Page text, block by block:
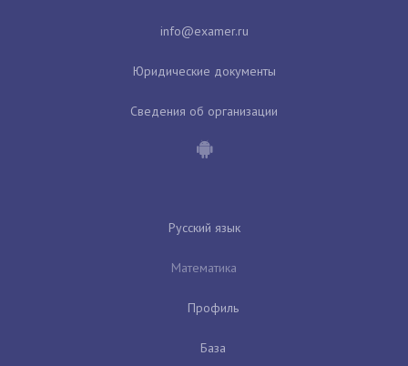
Юридические документы
Сведения об организации
Русский язык
Математика
Профиль
База